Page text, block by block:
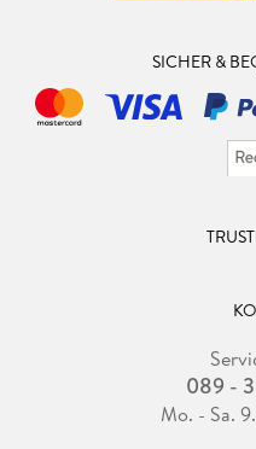
SICHER &
089 -
Mo. - Sa.